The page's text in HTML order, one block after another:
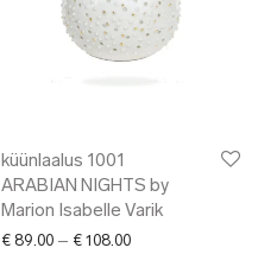
küünlaalus 1001
ARABIAN NIGHTS by
Marion Isabelle Varik
€ 89.00 – € 108.00Price range: €